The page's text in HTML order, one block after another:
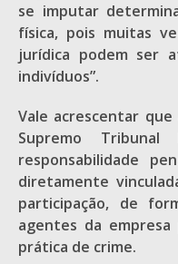
se imputar
física, pois muitas
jurídica podem ser
indivíduos”.
Vale acrescentar
Supremo
responsabilidade
diretamente
participação, de
agentes da
prática de crime.